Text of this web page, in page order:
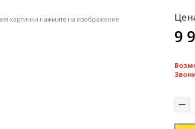
картинки нажмите на изображение
9